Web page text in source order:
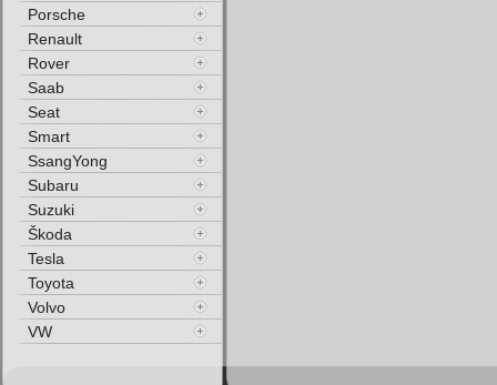
Porsche
Renault
Rover
Saab
Seat
Smart
SsangYong
Subaru
Suzuki
Škoda
Tesla
Toyota
Volvo
VW